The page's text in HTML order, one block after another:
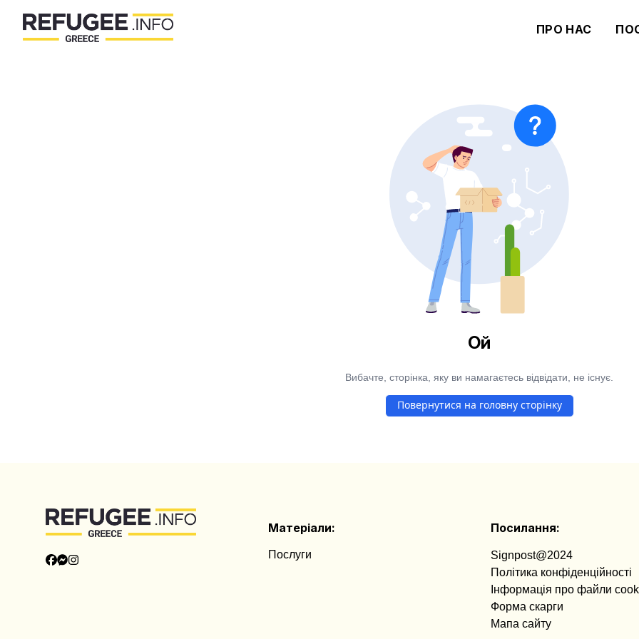
ПРО НАС
Ой
Вибачте, сторінка, яку ви намагаєтесь відвідати, не існує.
Повернутися на головну сторінку
Матеріали:
Послуги
Посилання:
Signpost@2024
Політика конфіденційності
Інформація про файли
Форма скарги
Мапа сайту